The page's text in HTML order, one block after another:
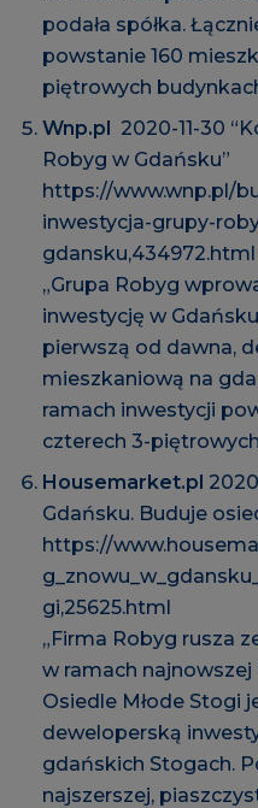
podała spółka.
powstanie 160
piętrowych
Wnp.pl 2020-11-30
Robyg w Gdańsku”
https://www.wnp.pl/
inwestycja-grupy-
gdansku,434972.html
„Grupa Robyg
inwestycję w
pierwszą od dawna,
mieszkaniową na
ramach inwestycji
czterech 3-
Housemarket.pl
Gdańsku. Buduje
https://
gi,25625.html
„Firma Robyg rusza
w ramach
Osiedle Młode Stogi
deweloperską
gdańskich Stogach.
najszerszej,